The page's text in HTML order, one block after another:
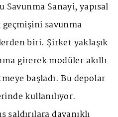
Sanayi, yapısal
geçmişini savunma
biri. Şirket yaklaşık
girerek modüler akıllı
başladı. Bu depolar
kullanılıyor.